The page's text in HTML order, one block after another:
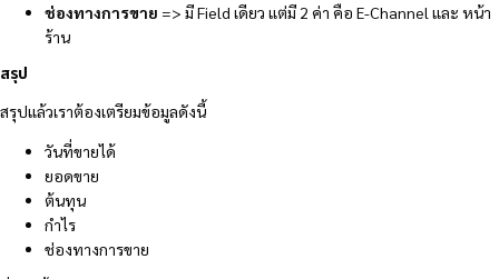
ช่องทางการขาย => มี Field เดียว แต่มี 2 ค่า คือ E-Channel และ หน้า
ร้าน
สรุป
สรุปแล้วเราต้องเตรียมข้อมูลดังนี้
วันที่ขายได้
ยอดขาย
ต้นทุน
กำไร
ช่องทางการขาย